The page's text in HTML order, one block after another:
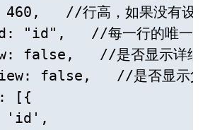
//行高，如果没有设置
"id",   //每一行的唯一标
false,   //是否显示详细
false,   //是否显示父
[{
'id',